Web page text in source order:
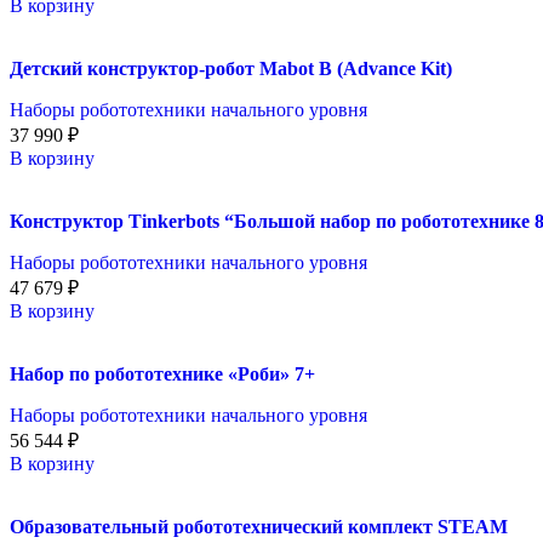
В корзину
Детский конструктор-робот Mabot B (Advance Kit)
Наборы робототехники начального уровня
37 990 ₽
В корзину
Конструктор Tinkerbots “Большой набор по робототехнике
Наборы робототехники начального уровня
47 679 ₽
В корзину
Набор по робототехнике «Роби» 7+
Наборы робототехники начального уровня
56 544 ₽
В корзину
Образовательный робототехнический комплект STEAM